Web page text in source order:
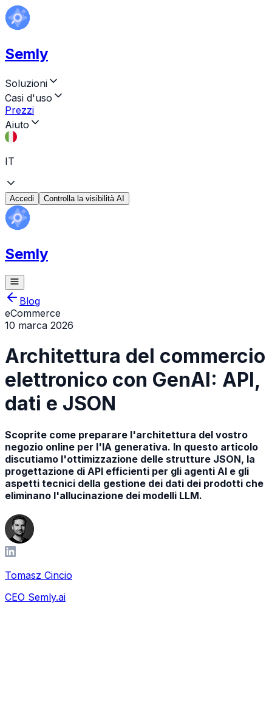
Semly
Soluzioni
Casi d'uso
Prezzi
Aiuto
IT
Accedi Controlla la visibilità AI
Semly
Blog
eCommerce
10 marca 2026
Architettura del commercio
elettronico con GenAI: API,
dati e JSON
Scoprite come preparare l'architettura del vostro
negozio online per l'IA generativa. In questo articolo
discutiamo l'ottimizzazione delle strutture JSON, la
progettazione di API efficienti per gli agenti AI e gli
aspetti tecnici della gestione dei dati dei prodotti che
eliminano l'allucinazione dei modelli LLM.
Tomasz Cincio
CEO Semly.ai